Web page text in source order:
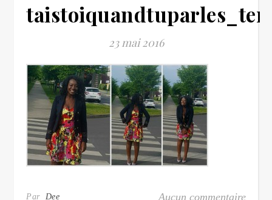
23 mai 2016
Par Dee Aucun commentaire